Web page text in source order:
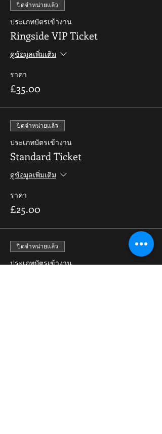
ปิดจำหน่ายแล้ว
ประเภทบัตรเข้างาน
Ringside VIP Ticket
ดูข้อมูลเพิ่มเติม
ราคา
£35.00
ปิดจำหน่ายแล้ว
ประเภทบัตรเข้างาน
Standard Ticket
ดูข้อมูลเพิ่มเติม
ราคา
£25.00
ปิดจำหน่ายแล้ว
ประเภทบัตรเข้างาน